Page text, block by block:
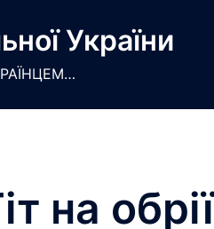
України
на